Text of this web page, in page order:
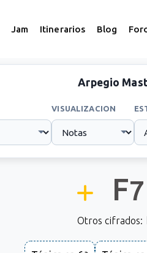
Jam Itinerarios Blog
Arpegio
VISUALIZACION
F7
Otros cifrados: